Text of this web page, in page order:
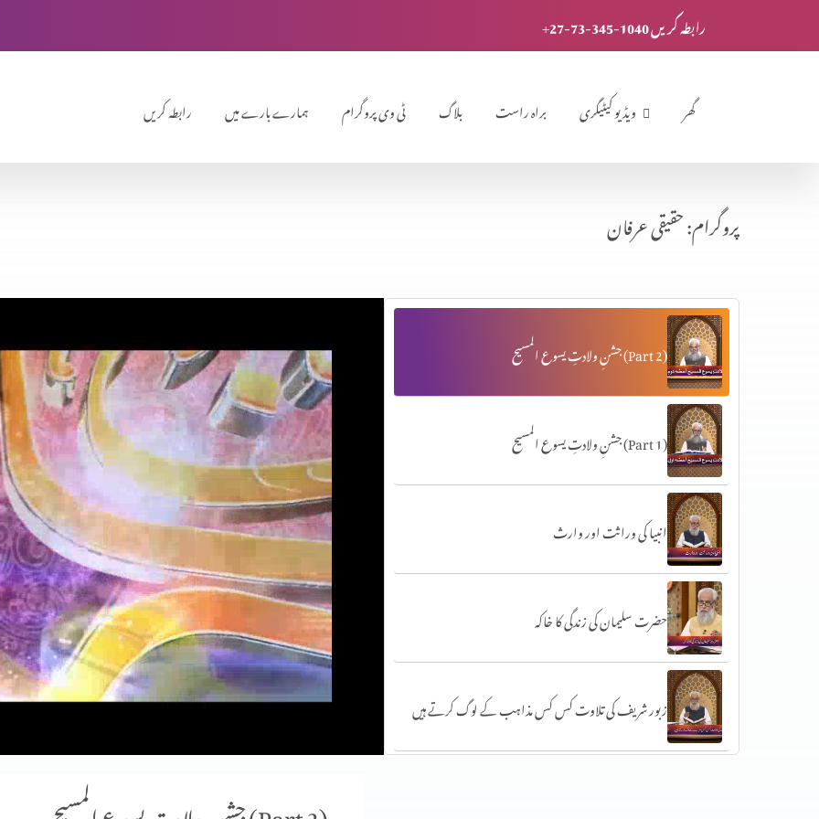
+27-73-345-1040 رابطہ کریں
رابطہ کریں ہمارے بارے میں ٹی وی پروگرام بلاگ براہ راست ویڈیو کیٹیگری گھر
پروگرام: حقیقی عرفان
جشنِ ولادتِ یسوع المسیح (Part 2)
جشنِ ولادتِ یسوع المسیح (Part 1)
انبیا کی وراثت اور وارث
حضرت سلیمان کی زندگی کا خاکہ
زبور شریف کی تلاوت کس کس مذاہب کے لوگ کرتے ہیں